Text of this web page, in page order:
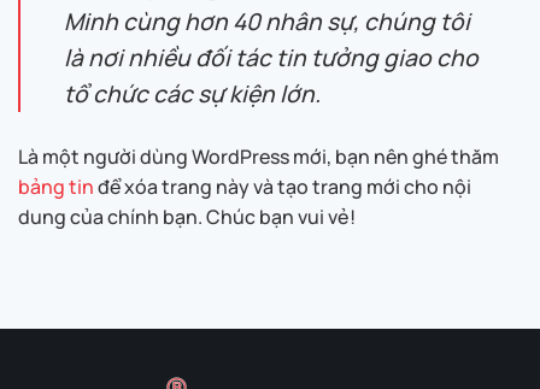
Minh cùng hơn 40 nhân sự, chúng tôi
là nơi nhiều đối tác tin tưởng giao cho
tổ chức các sự kiện lớn.
Là một người dùng WordPress mới, bạn nên ghé thăm
bảng tinđể xóa trang này và tạo trang mới cho nội
dung của chính bạn. Chúc bạn vui vẻ!